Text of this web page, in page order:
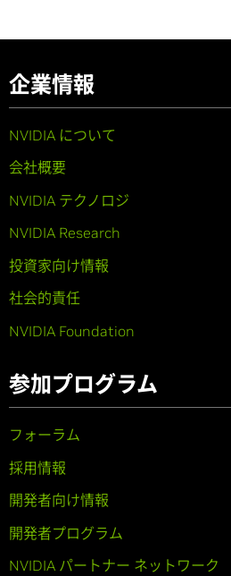
企業情報
NVIDIA について
会社概要
NVIDIA テクノロジ
NVIDIA Research
投資家向け情報
社会的責任
NVIDIA Foundation
参加プログラム
フォーラム
採用情報
開発者向け情報
開発者プログラム
NVIDIA パートナー ネットワーク